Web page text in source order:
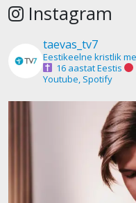
Instagram
taevas_tv7
Eestikeelne kristlik
16 aastat Eestis
Youtube, Spotify